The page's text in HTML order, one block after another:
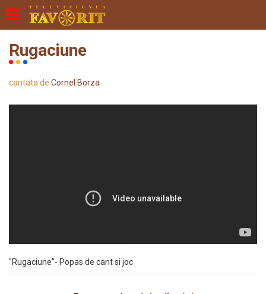
Rugaciune
cantata de Cornel Borza
"Rugaciune"- Popas de cant si joc